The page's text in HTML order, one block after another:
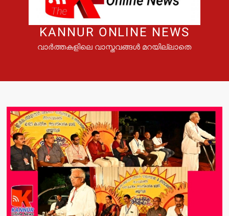
KANNUR ONLINE NEWS
വാർത്തകളിലെ വാസ്തവങ്ങൾ മറയില്ലാതെ